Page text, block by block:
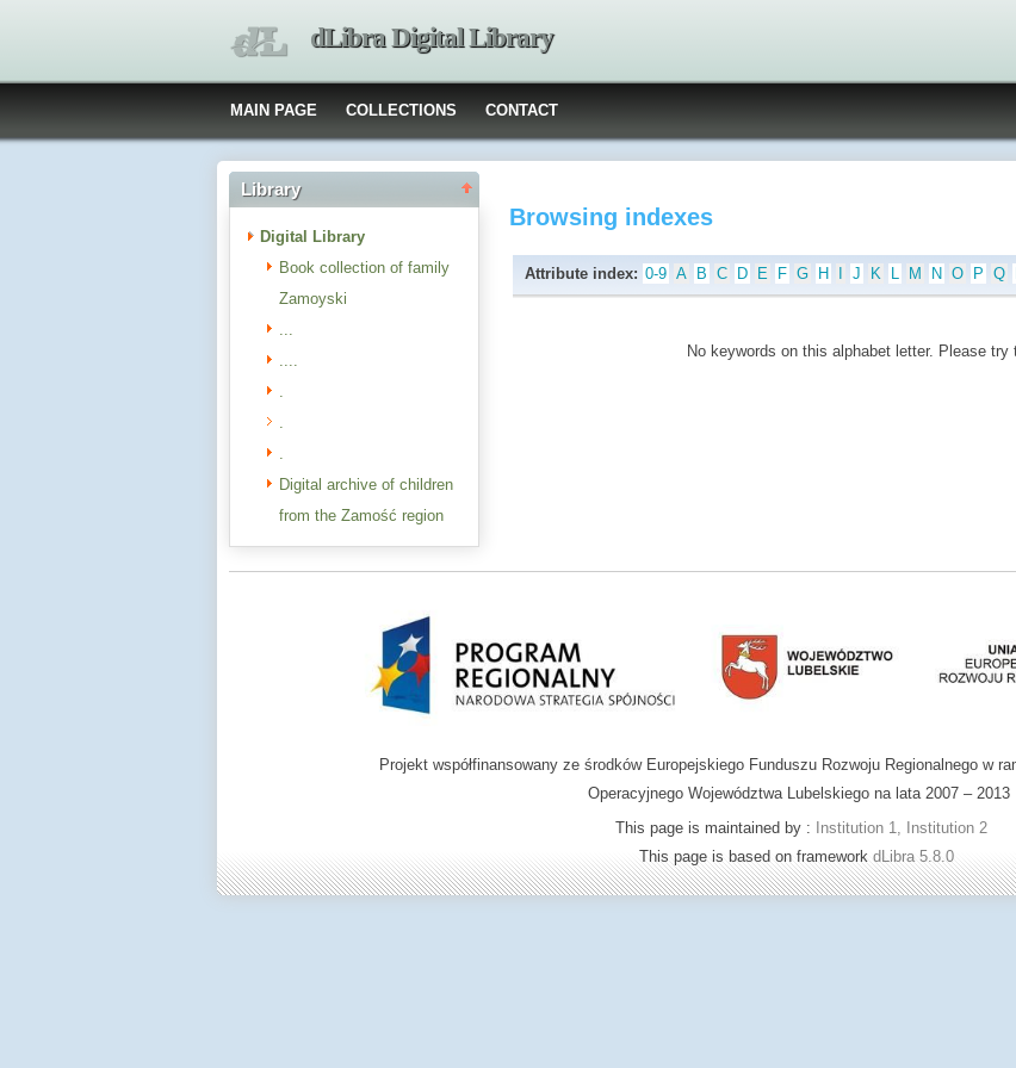
dLibra Digital Library
MAIN PAGE COLLECTIONS CONTACT
Library
Digital Library
Book collection of family
Zamoyski
...
....
.
.
.
Digital archive of children
from the Zamość region
Browsing indexes
Attribute index: 0-9 A B C D E F G H J K L M N O P Q
No keywords on this alphabet letter. Please
Projekt współfinansowany ze środków Europejskiego Funduszu Rozwoju Regionalnego w
Operacyjnego Województwa Lubelskiego na lata 2007 – 2013
This page is maintained by : Institution 1, Institution 2
This page is based on framework dLibra 5.8.0